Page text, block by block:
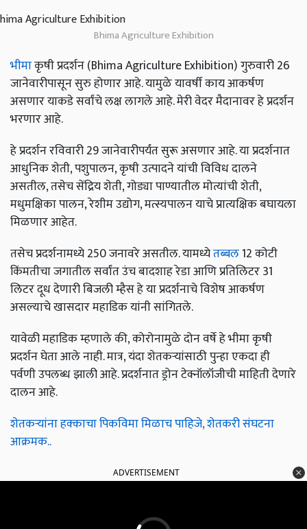
Bhima Agriculture Exhibition
भीमाकृषी प्रदर्शन (Bhima Agriculture Exhibition) गुरुवारी 26
जानेवारीपासून सुरु होणार आहे. यामुळे यावर्षी काय आकर्षण
असणार याकडे सर्वांचे लक्ष लागले आहे. मेरी वेदर मैदानावर हे प्रदर्शन
भरणार आहे.
हे प्रदर्शन रविवारी 29 जानेवारीपर्यंत सुरू असणार आहे. या प्रदर्शनात
आधुनिक शेती, पशुपालन, कृषी उत्पादने यांची विविध दालने
असतील, तसेच सेंद्रिय शेती, गोड्या पाण्यातील मोत्यांची शेती,
मधुमक्षिका पालन, रेशीम उद्योग, मत्स्यपालन याचे प्रात्यक्षिक बघायला
मिळणार आहेत.
तसेच प्रदर्शनामध्ये 250 जनावरे असतील. यामध्येतब्बल12 कोटी
किंमतीचा जगातील सर्वांत उंच बादशाह रेडा आणि प्रतिलिटर 31
लिटर दूध देणारी बिजली म्हैस हे या प्रदर्शनाचे विशेष आकर्षण
असल्याचे खासदार महाडिक यांनी सांगितले.
यावेळी महाडिक म्हणाले की, कोरोनामुळे दोन वर्षे हे भीमा कृषी
प्रदर्शन घेता आले नाही. मात्र, यंदा शेतकऱ्यांसाठी पुन्हा एकदा ही
पर्वणी उपलब्ध झाली आहे. प्रदर्शनात ड्रोन टेक्नॉलॉजीची माहिती देणारे
दालन आहे.
शेतकऱ्यांना हक्काचा पिकविमा मिळाच पाहिजे, शेतकरी संघटना
आक्रमक..
ADVERTISEMENT